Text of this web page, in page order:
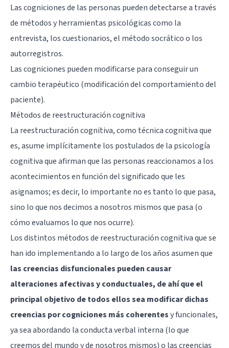
Las cogniciones de las personas pueden detectarse a través
de métodos y herramientas psicológicas como la
entrevista, los cuestionarios, el método socrático o los
autorregistros.
Las cogniciones pueden modificarse para conseguir un
cambio terapéutico (modificación del comportamiento del
paciente).
Métodos de reestructuración cognitiva
La reestructuración cognitiva, como técnica cognitiva que
es, asume implícitamente los postulados de la psicología
cognitiva que afirman que las personas reaccionamos a los
acontecimientos en función del significado que les
asignamos; es decir, lo importante no es tanto lo que pasa,
sino lo que nos decimos a nosotros mismos que pasa (o
cómo evaluamos lo que nos ocurre).
Los distintos métodos de reestructuración cognitiva que se
han ido implementando a lo largo de los años asumen que
las creencias disfuncionales pueden causar
alteraciones afectivas y conductuales, de ahí que el
principal objetivo de todos ellos sea modificar dichas
creencias por cogniciones más coherentesy funcionales,
ya sea abordando la conducta verbal interna (lo que
creemos del mundo y de nosotros mismos) o las creencias